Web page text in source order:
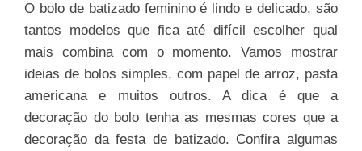
O bolo de batizado feminino é lindo e delicado, são
tantos modelos que fica até difícil escolher qual
mais combina com o momento. Vamos mostrar
ideias de bolos simples, com papel de arroz, pasta
americana e muitos outros. A dica é que a
decoração do bolo tenha as mesmas cores que a
decoração da festa de batizado. Confira algumas